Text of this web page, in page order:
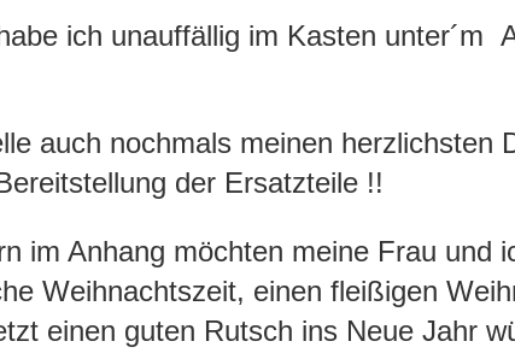
ich unauffällig im Kasten unter´m
auch nochmals meinen herzlichsten
der Ersatzteile !!
im Anhang möchten meine Frau und
Weihnachtszeit, einen fleißigen
einen guten Rutsch ins Neue Jahr